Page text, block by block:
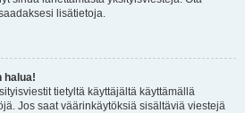
lisätietoja.
halua!
tietyltä käyttäjältä käyttämällä
Jos saat väärinkäytöksiä sisältäviä viestejä